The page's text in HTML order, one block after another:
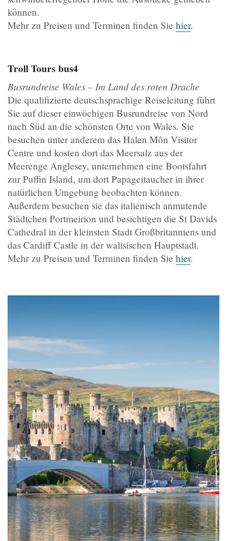
können.
Mehr zu Preisen und Terminen finden Sie hier.
Troll Tours bus4
Busrundreise Wales – Im Land des roten Drache
Die qualifizierte deutschsprachige Reiseleitung führt
Sie auf dieser einwöchigen Busrundreise von Nord
nach Süd an die schönsten Orte von Wales. Sie
besuchen unter anderem das Halen Môn Visitor
Centre und kosten dort das Meersalz aus der
Meerenge Anglesey, unternehmen eine Bootsfahrt
zur Puffin Island, um dort Papageitaucher in ihrer
natürlichen Umgebung beobachten können.
Außerdem besuchen sie das italienisch anmutende
Städtchen Portmeirion und besichtigen die St Davids
Cathedral in der kleinsten Stadt Großbritanniens und
das Cardiff Castle in der walisischen Hauptstadt.
Mehr zu Preisen und Terminen finden Sie hier.